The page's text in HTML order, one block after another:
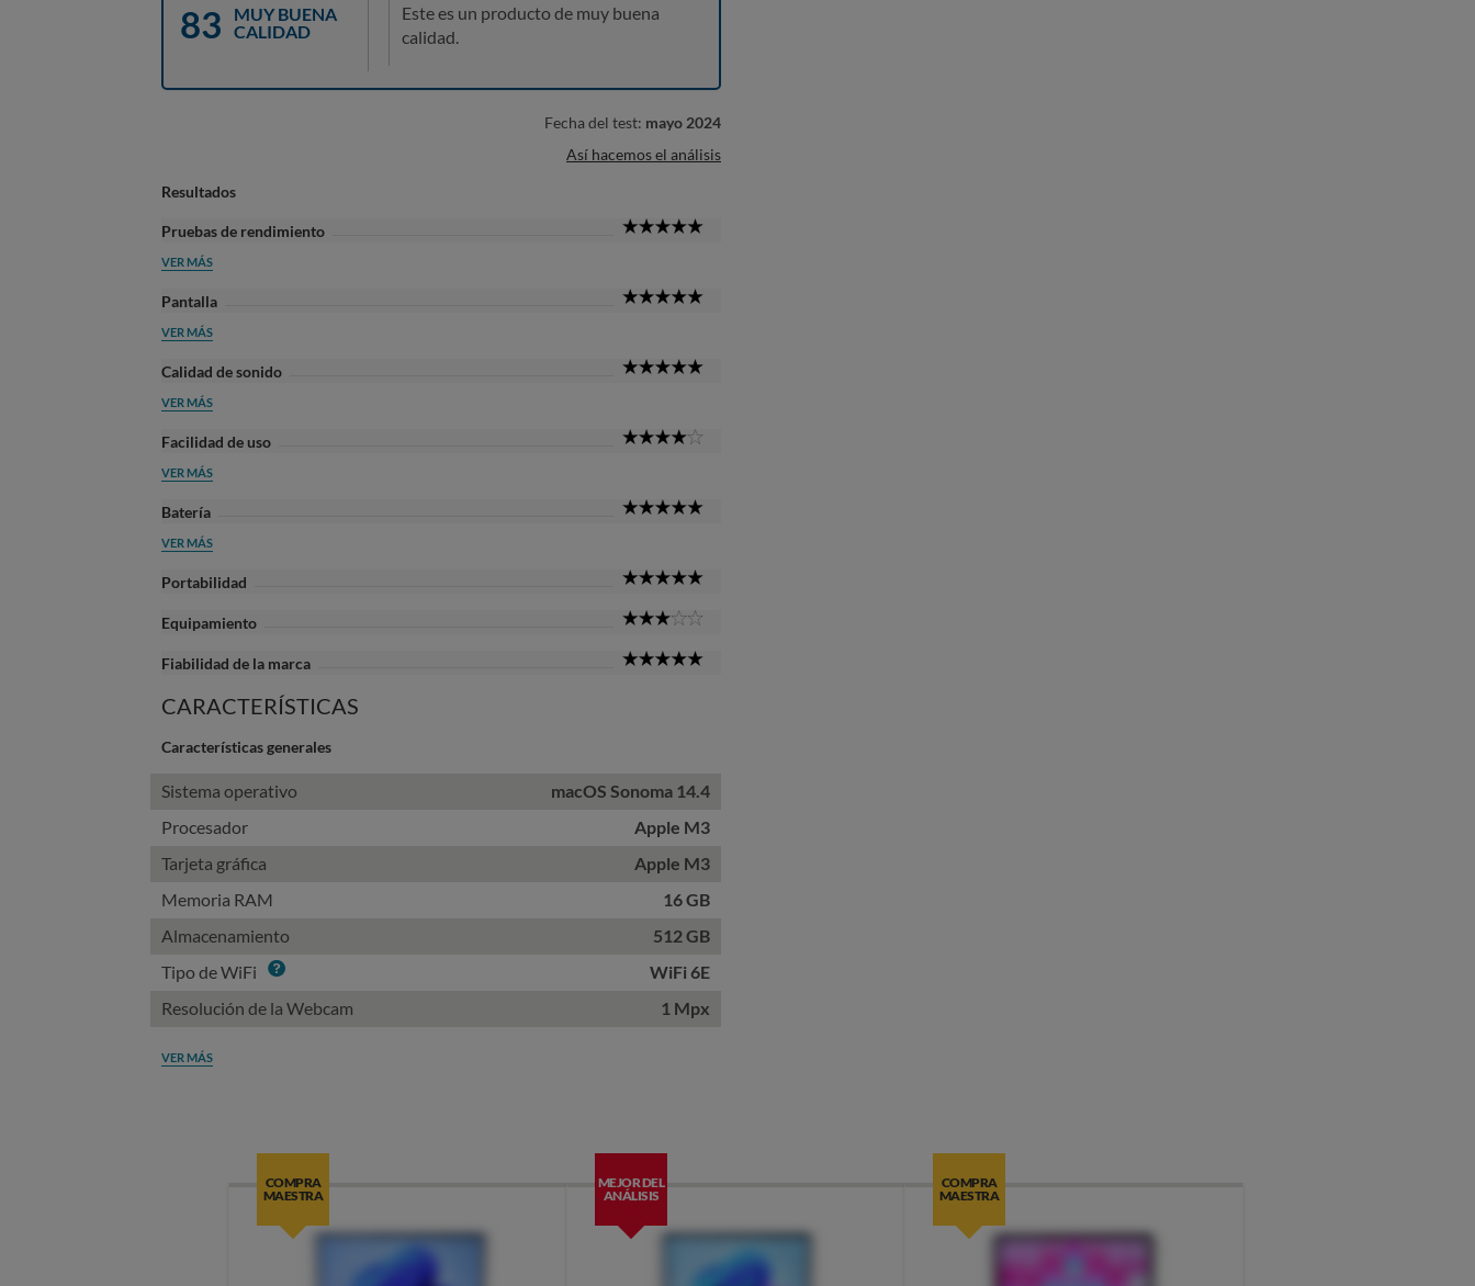
83
MUY BUENA
CALIDAD
Este es un producto de muy buena
calidad.
Fecha del test: mayo 2024
Así hacemos el análisis
Resultados
Pruebas de rendimiento
VER MÁS
Pantalla
VER MÁS
Calidad de sonido
VER MÁS
Facilidad de uso
VER MÁS
Batería
VER MÁS
Portabilidad
Equipamiento
Fiabilidad de la marca
CARACTERÍSTICAS
Características generales
Sistema operativo
macOS Sonoma 14.4
Procesador
Apple M3
Tarjeta gráfica
Apple M3
Memoria RAM
16 GB
Almacenamiento
512 GB
Tipo de WiFi Info
WiFi 6E
Resolución de la Webcam
1 Mpx
VER MÁS
COMPRA
MAESTRA
MEJOR DEL
ANÁLISIS
COMPRA
MAESTRA